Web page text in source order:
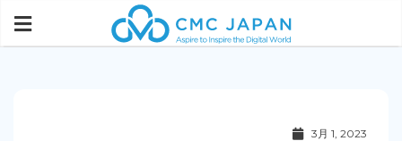
3月 1, 2023